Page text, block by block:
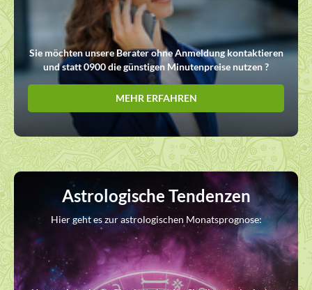
Sie möchten unsere Berater ohne Anmeldung kontaktieren
und statt 0900 die günstigen Minutenpreise nutzen ?
MEHR ERFAHREN
Astrologische Tendenzen
Hier geht es zur astrologischen Monatsprognose: